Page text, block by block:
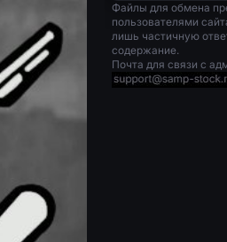
Файлы для обмена
пользователями
лишь частичную
содержание.
Почта для связи с